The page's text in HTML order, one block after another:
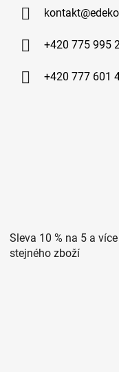
kontakt@
+420 775 995
+420 777 601
Sleva 10 % na 5 a
stejného zboží